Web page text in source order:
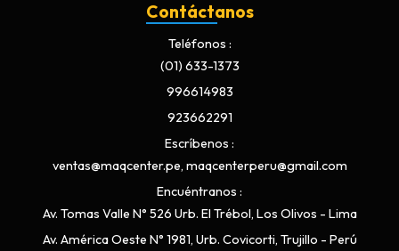
Contáctanos
Teléfonos
(01) 633-1373
996614983
923662291
Escríbenos
ventas@maqcenter.pe, maqcenterperu@gmail.com
Encuéntranos
Av. Tomas Valle N° 526 Urb. El Trébol, Los Olivos - Lima
Av. América Oeste N° 1981, Urb. Covicorti, Trujillo - Perú